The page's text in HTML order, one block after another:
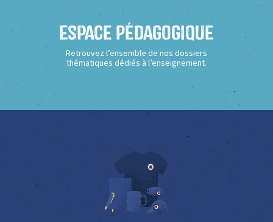
Espace Pédagogique
Retrouvez l’ensemble de nos dossiers
thématiques dédiés à l’enseignement.